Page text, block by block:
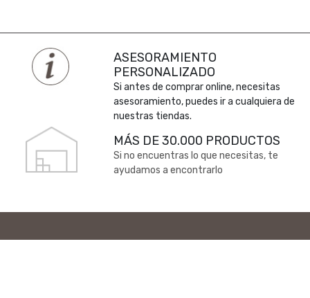
ASESORAMIENTO
PERSONALIZADO
Si antes de comprar online, necesitas
asesoramiento, puedes ir a cualquiera de
nuestras tiendas.
MÁS DE 30.000 PRODUCTOS
Si no encuentras lo que necesitas, te
ayudamos a encontrarlo